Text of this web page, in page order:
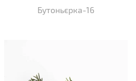
Бутоньєрка-16